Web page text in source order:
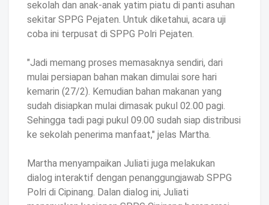
sekolah dan anak-anak yatim piatu di panti asuhan
sekitar SPPG Pejaten. Untuk diketahui, acara uji
coba ini terpusat di SPPG Polri Pejaten.
"Jadi memang proses memasaknya sendiri, dari
mulai persiapan bahan makan dimulai sore hari
kemarin (27/2). Kemudian bahan makanan yang
sudah disiapkan mulai dimasak pukul 02.00 pagi.
Sehingga tadi pagi pukul 09.00 sudah siap distribusi
ke sekolah penerima manfaat," jelas Martha.
Martha menyampaikan Juliati juga melakukan
dialog interaktif dengan penanggungjawab SPPG
Polri di Cipinang. Dalan dialog ini, Juliati